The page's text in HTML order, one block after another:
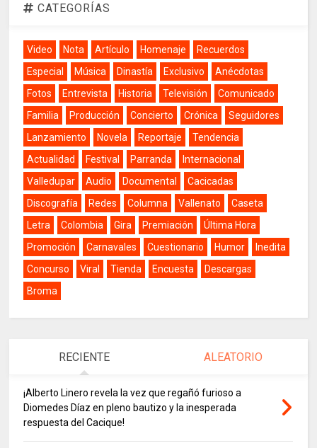
CATEGORÍAS
Video Nota Artículo Homenaje
Recuerdos
Especial
Música Dinastía Exclusivo
Anécdotas
Fotos
Entrevista Historia Televisión
Comunicado
Familia
Producción Concierto Crónica
Seguidores
Lanzamiento
Novela Reportaje
Tendencia
Actualidad
Festival Parranda
Internacional
Valledupar
Audio Documental
Cacicadas
Discografía
Redes Columna Vallenato
Caseta
Letra
Colombia Gira Premiación
Última Hora
Promoción
Carnavales Cuestionario Humor
Inedita
Concurso
Viral Tienda Encuesta
Descargas
Broma
RECIENTE ALEATORIO
¡Alberto Linero revela la vez que regañó furioso a
Diomedes Díaz en pleno bautizo y la inesperada
respuesta del Cacique!